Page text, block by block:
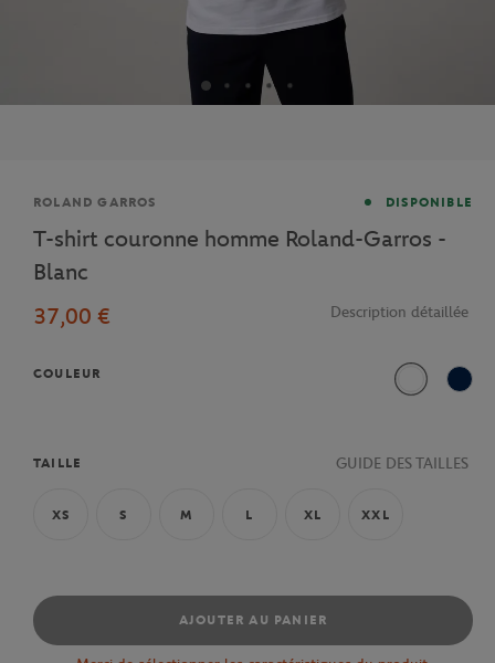
Marque
ROLAND GARROS DISPONIBLE
T-shirt couronne homme Roland-Garros -
Blanc
37,00 €
Description détaillée
COULEUR
Blanc Bleu
TAILLE GUIDE DES TAILLES
XS S M L XL XXL
AJOUTER AU PANIER